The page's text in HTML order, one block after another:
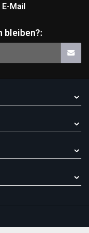
E-Mail
bleiben?: